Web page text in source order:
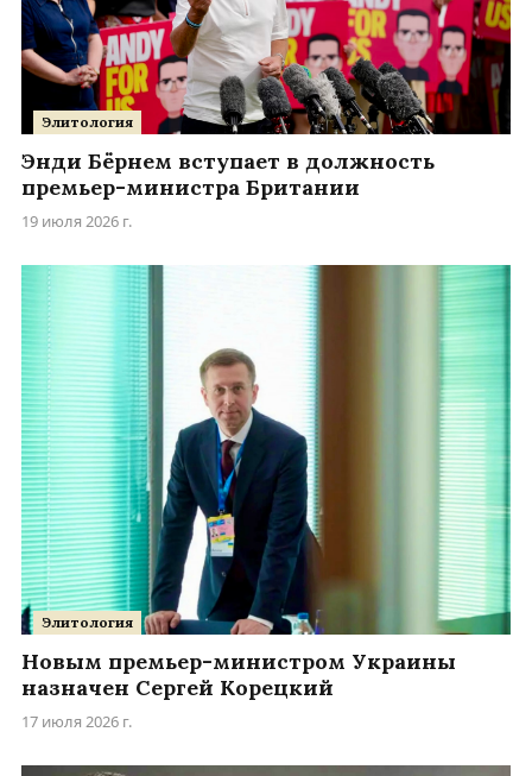
Элитология
Энди Бёрнем вступает в должность
премьер-министра Британии
19 июля 2026 г.
Элитология
Новым премьер-министром Украины
назначен Сергей Корецкий
17 июля 2026 г.